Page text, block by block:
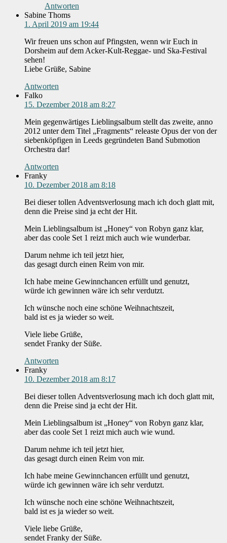
Antworten
Sabine Thoms
1. April 2019 am 19:44
Wir freuen uns schon auf Pfingsten, wenn wir Euch in
Dorsheim auf dem Acker-Kult-Reggae- und Ska-Festival
sehen!
Liebe Grüße, Sabine
Antworten
Falko
15. Dezember 2018 am 8:27
Mein gegenwärtiges Lieblingsalbum stellt das zweite, anno
2012 unter dem Titel „Fragments“ releaste Opus der von der
siebenköpfigen in Leeds gegründeten Band Submotion
Orchestra dar!
Antworten
Franky
10. Dezember 2018 am 8:18
Bei dieser tollen Adventsverlosung mach ich doch glatt mit,
denn die Preise sind ja echt der Hit.
Mein Lieblingsalbum ist „Honey“ von Robyn ganz klar,
aber das coole Set 1 reizt mich auch wie wunderbar.
Darum nehme ich teil jetzt hier,
das gesagt durch einen Reim von mir.
Ich habe meine Gewinnchancen erfüllt und genutzt,
würde ich gewinnen wäre ich sehr verdutzt.
Ich wünsche noch eine schöne Weihnachtszeit,
bald ist es ja wieder so weit.
Viele liebe Grüße,
sendet Franky der Süße.
Antworten
Franky
10. Dezember 2018 am 8:17
Bei dieser tollen Adventsverlosung mach ich doch glatt mit,
denn die Preise sind ja echt der Hit.
Mein Lieblingsalbum ist „Honey“ von Robyn ganz klar,
aber das coole Set 1 reizt mich auch wie wund.
Darum nehme ich teil jetzt hier,
das gesagt durch einen Reim von mir.
Ich habe meine Gewinnchancen erfüllt und genutzt,
würde ich gewinnen wäre ich sehr verdutzt.
Ich wünsche noch eine schöne Weihnachtszeit,
bald ist es ja wieder so weit.
Viele liebe Grüße,
sendet Franky der Süße.